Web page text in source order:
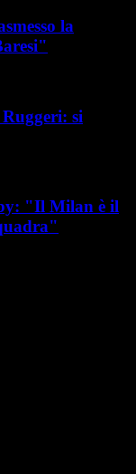
la
si
"Il Milan è il